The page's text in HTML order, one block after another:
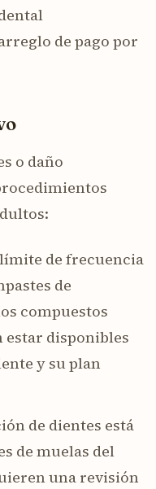
de pago por
o daño
de frecuencia
de
compuestos
estar disponibles
y su plan
de dientes está
de muelas del
una revisión